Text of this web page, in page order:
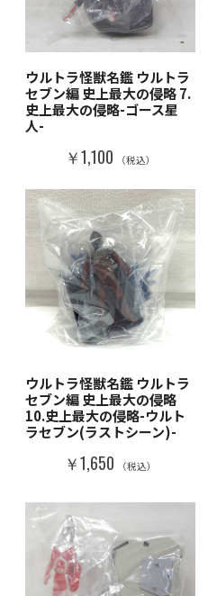
ウルトラ怪獣名鑑 ウルトラ
セブン編 史上最大の侵略 7.
史上最大の侵略-ゴース星
人-
￥1,100 （税込）
ウルトラ怪獣名鑑 ウルトラ
セブン編 史上最大の侵略
10.史上最大の侵略-ウルト
ラセブン(ラストシーン)-
￥1,650 （税込）